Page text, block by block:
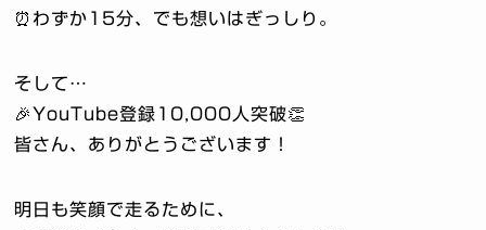
⏰わずか15分、でも想いはぎっしり。
そして…
🎉YouTube登録10,000人突破👏
皆さん、ありがとうございます！
明日も笑顔で走るために、